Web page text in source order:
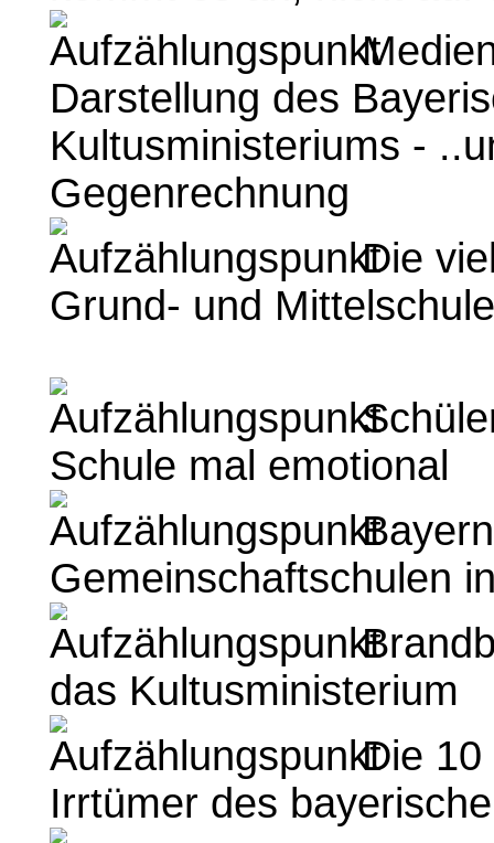
Darstellung des
Kultusministeriums -
Gegenrechnung
Die
Grund- und
Schule mal emotional
Gemeinschaftschulen
das Kultusministerium
Die 10
Irrtümer des